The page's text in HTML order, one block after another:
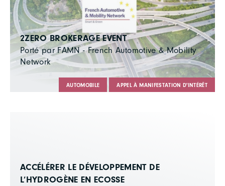
2ZERO BROKERAGE EVENT
Porté par FAMN - French Automotive & Mobility
Network
AUTOMOBILE APPEL À MANIFESTATION D'INTÉRÊT
ACCÉLÉRER LE DÉVELOPPEMENT DE
L’HYDROGÈNE EN ECOSSE